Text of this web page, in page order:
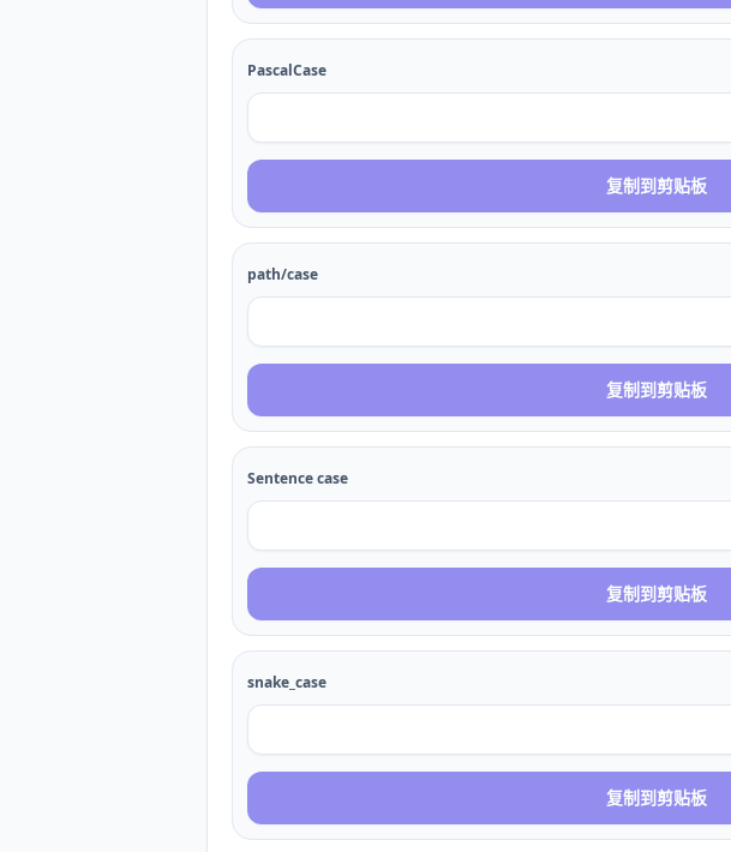
PascalCase
复制到剪贴板
path/case
复制到剪贴板
Sentence case
复制到剪贴板
snake_case
复制到剪贴板